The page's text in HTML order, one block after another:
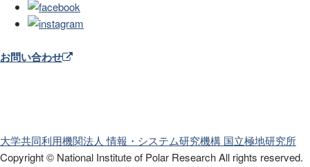
お問い合わせ
大学共同利用機関法人 情報・システム研究機構 国立極地研究所
Copyright © National Institute of Polar ResearchAll rights reserved.